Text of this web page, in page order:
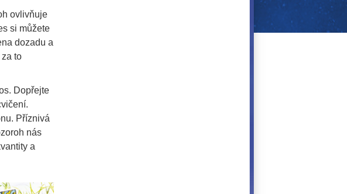
ovlivňuje
si můžete
dozadu a
to
Dopřejte
Příznivá
nás
a